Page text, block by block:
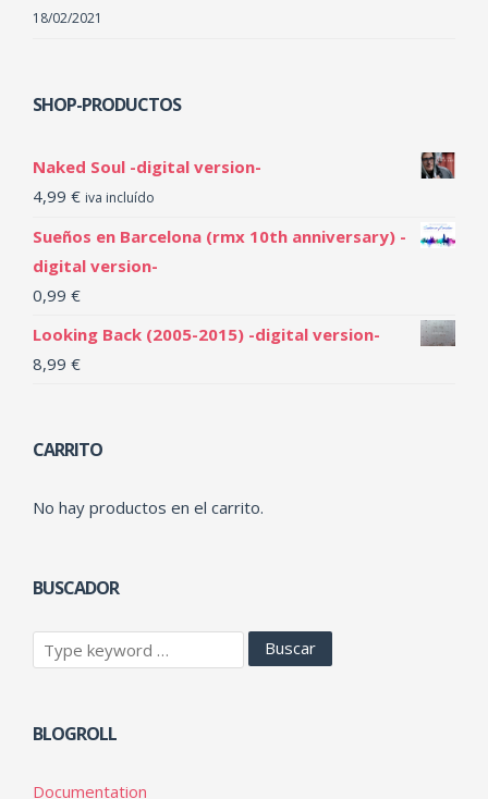
18/02/2021
SHOP-PRODUCTOS
Naked Soul -digital version-
4,99 € iva incluído
Sueños en Barcelona (rmx 10th anniversary) -
digital version-
0,99 €
Looking Back (2005-2015) -digital version-
8,99 €
CARRITO
No hay productos en el carrito.
BUSCADOR
BLOGROLL
Documentation